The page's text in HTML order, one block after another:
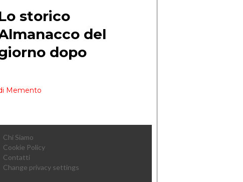
Chi Siamo
Cookie Policy
Contatti
Change privacy settings